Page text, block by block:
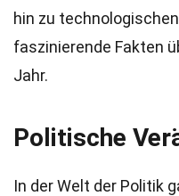
hin zu
faszinierende Fakten
Jahr.
Politische
In der Welt der Politik